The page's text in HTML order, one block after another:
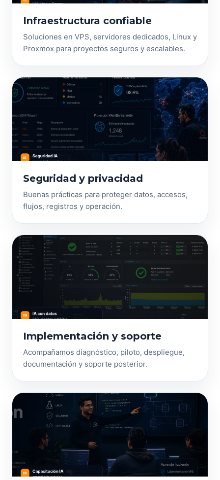
Infraestructura confiable
Soluciones en VPS, servidores dedicados, Linux y
Proxmox para proyectos seguros y escalables.
Seguridad y privacidad
Buenas prácticas para proteger datos, accesos,
flujos, registros y operación.
Implementación y soporte
Acompañamos diagnóstico, piloto, despliegue,
documentación y soporte posterior.